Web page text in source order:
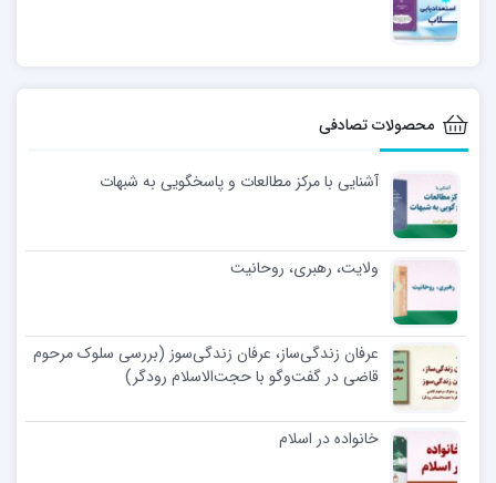
محصولات تصادفی
آشنایی با مرکز مطالعات و پاسخگویی به شبهات
ولایت، رهبری، روحانیت
عرفان زندگی‌ساز، عرفان زندگی‌سوز (بررسی سلوک مرحوم
قاضی در گفت‌وگو با حجت‌الاسلام رودگر)
خانواده در اسلام